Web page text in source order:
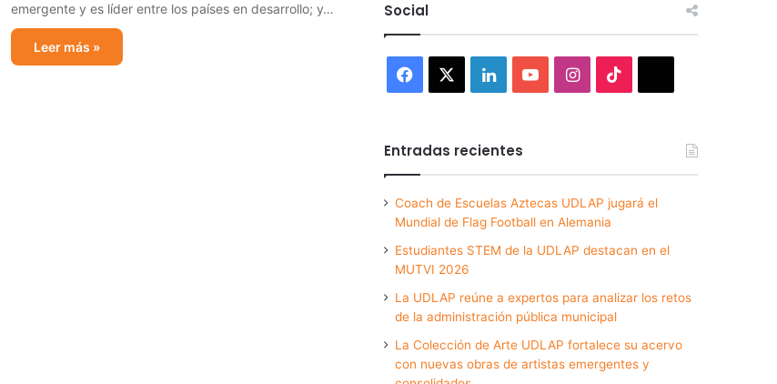
emergente y es líder entre los países en desarrollo; y…
Leer más »
Social
Facebook LinkedInYouTubeInstagram
Entradas recientes
Coach de Escuelas Aztecas UDLAP jugará el
Mundial de Flag Football en Alemania
Estudiantes STEM de la UDLAP destacan en el
MUTVI 2026
La UDLAP reúne a expertos para analizar los retos
de la administración pública municipal
La Colección de Arte UDLAP fortalece su acervo
con nuevas obras de artistas emergentes y